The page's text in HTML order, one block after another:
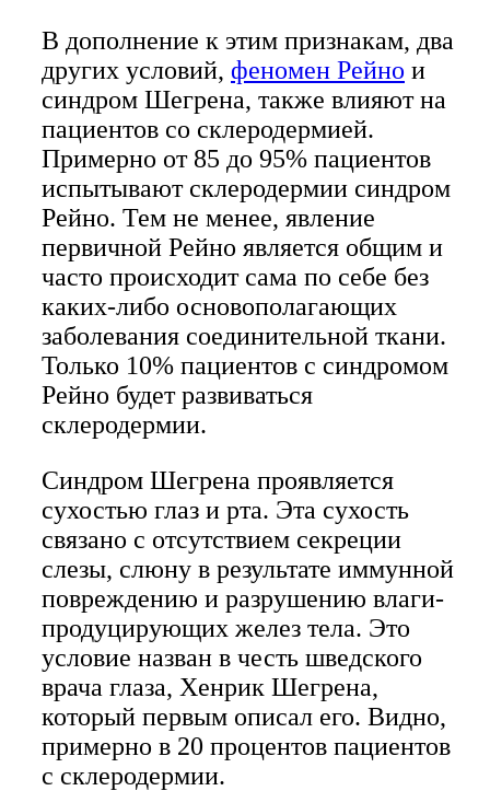
В дополнение к этим признакам, два
других условий, феномен Рейно и
синдром Шегрена, также влияют на
пациентов со склеродермией.
Примерно от 85 до 95% пациентов
испытывают склеродермии синдром
Рейно. Тем не менее, явление
первичной Рейно является общим и
часто происходит сама по себе без
каких-либо основополагающих
заболевания соединительной ткани.
Только 10% пациентов с синдромом
Рейно будет развиваться
склеродермии.
Синдром Шегрена проявляется
сухостью глаз и рта. Эта сухость
связано с отсутствием секреции
слезы, слюну в результате иммунной
повреждению и разрушению влаги-
продуцирующих желез тела. Это
условие назван в честь шведского
врача глаза, Хенрик Шегрена,
который первым описал его. Видно,
примерно в 20 процентов пациентов
с склеродермии.